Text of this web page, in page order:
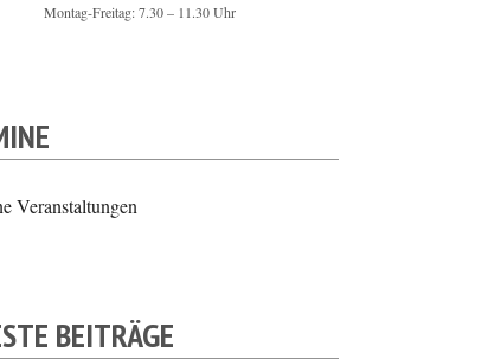
Montag-Freitag: 7.30 – 11.30 Uhr
Veranstaltungen
BEITRÄGE